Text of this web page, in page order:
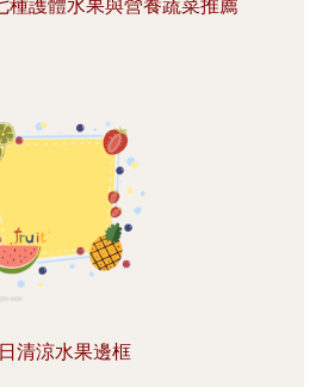
種護體水果與營養蔬菜推薦
清涼水果邊框